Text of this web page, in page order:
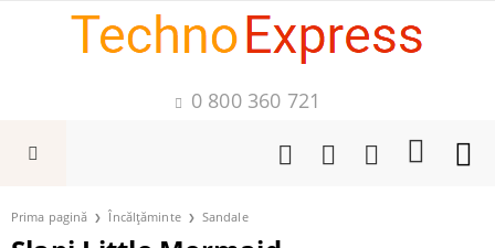
0 800 360 721
Prima pagină Încălțăminte Sandale